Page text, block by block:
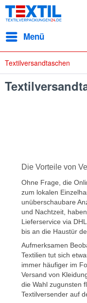
Menü
Textilversandtaschen
Die Vorteile von
Ohne Frage, die
zum lokalen
unüberschaubare
und Nachtzeit,
Lieferservice via
bis an die Haustür
Aufmerksamen
Textilien tut sich
immer häufiger im
Versand von
die Wahl zugunsten
Textilversender auf